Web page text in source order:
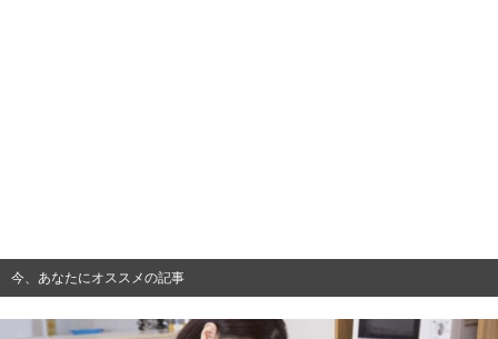
今、あなたにオススメの記事